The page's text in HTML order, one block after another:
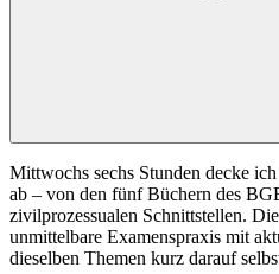
Mittwochs sechs Stunden decke
ab – von den fünf Büchern des
zivilprozessualen Schnittstellen.
unmittelbare Examenspraxis mit
dieselben Themen kurz darauf